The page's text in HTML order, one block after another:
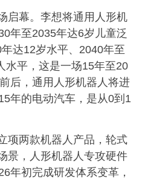
启幕。李想将通用人形机
年至2035年达6岁儿童泛
达12岁水平、2040年至
水平，这是一场15年至20
后，通用人形机器人将进
年的电动汽车，是从0到1
项两款机器人产品，轮式
景，人形机器人专攻硬件
年初完成研发体系变革，